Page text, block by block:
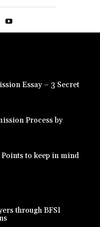
Essay – 3 Secret
Process by
to keep in mind
through BFSI